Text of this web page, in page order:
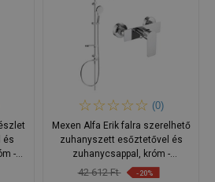
és
-
(0)
Mexen Alfa Erik falra szerelhető
zuhanyszett esőztetővel és
zuhanycsappal, króm -
745740205-00
42 612 Ft -20%